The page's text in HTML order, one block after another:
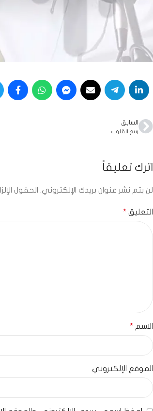
السابق
ربيع القلوب
اترك تعليقاً
لن يتم نشر عنوان بريدك الإلكتروني. الحقول
التعليق *
الاسم *
الموقع الإلكتروني